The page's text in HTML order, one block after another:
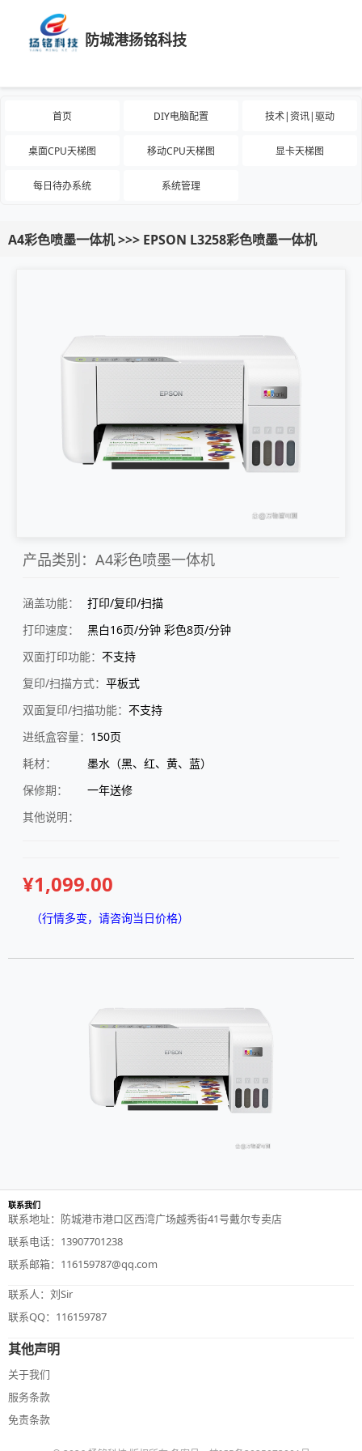
防城港扬铭科技
首页 DIY电脑配置 技术|资讯|驱动
桌面CPU天梯图 移动CPU天梯图 显卡天梯图
每日待办系统 系统管理
A4彩色喷墨一体机 >>> EPSON L3258彩色喷墨一体机
产品类别：A4彩色喷墨一体机
涵盖功能：
打印/复印/扫描
打印速度：
黑白16页/分钟 彩色8页/分钟
双面打印功能： 不支持
复印/扫描方式： 平板式
双面复印/扫描功能： 不支持
进纸盒容量： 150页
耗材：
墨水（黑、红、黄、蓝）
保修期：
一年送修
其他说明：
¥1,099.00
（行情多变，请咨询当日价格）
联系我们
联系地址：防城港市港口区西湾广场越秀街41号戴尔专卖店
联系电话：13907701238
联系邮箱：116159787@qq.com
联系人：刘Sir
联系QQ：116159787
其他声明
关于我们
服务条款
免责条款